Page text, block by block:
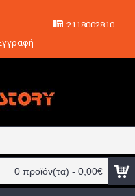
2118002810
0 προϊόν(τα) - 0,00€